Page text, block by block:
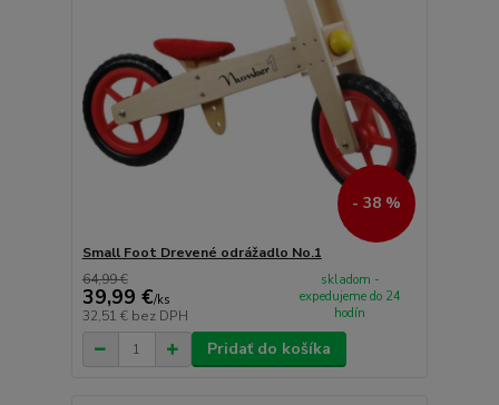
- 38 %
Small Foot Drevené odrážadlo No.1
64,99 €
39,99 €/ks
32,51 € bez DPH
skladom -
expedujeme do 24
hodín
Pridať do košíka